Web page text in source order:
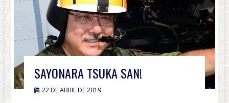
SAYONARA TSUKA SAN!
22 DE ABRIL DE 2019